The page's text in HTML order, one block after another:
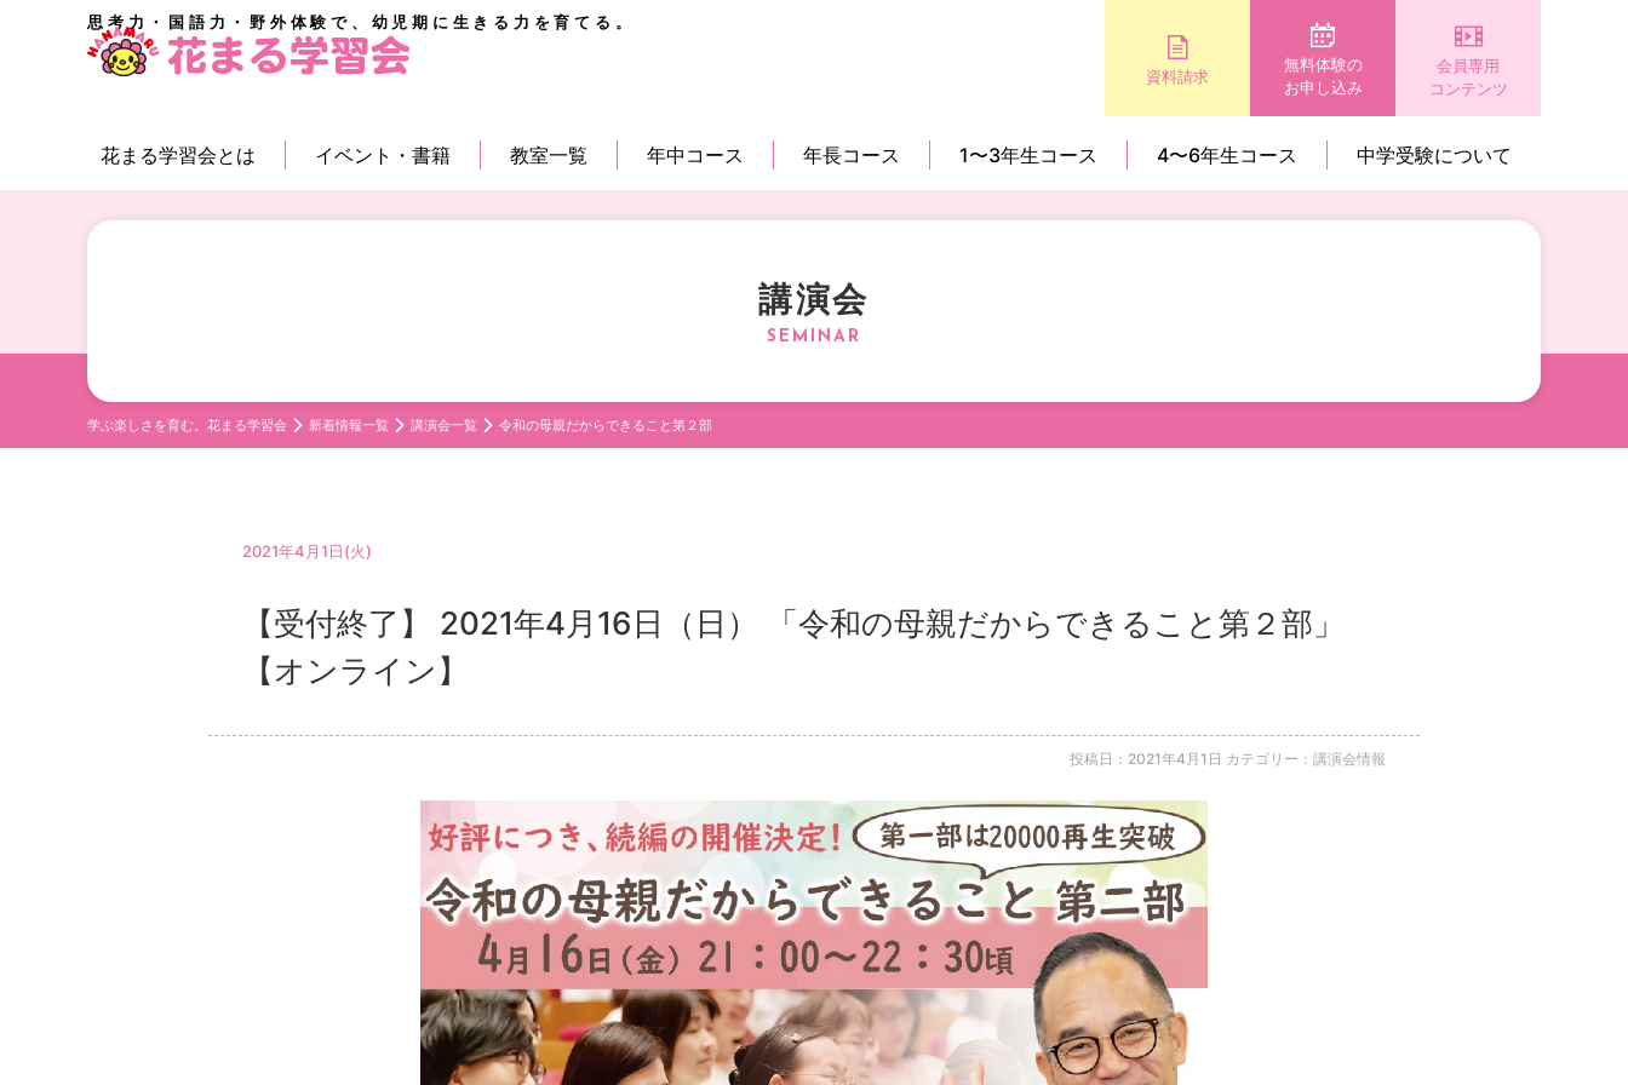
思考力・国語力・野外体験で、幼児期に生きる力を育てる。
資料請求
無料体験の
お申し込み
会員専用
コンテンツ
花まる学習会とは イベント・書籍 教室一覧 年中コース 年長コース 1〜3年生コース 4〜6年生コース 中学受験について
講演会
学ぶ楽しさを育む。花まる学習会 新着情報一覧 講演会一覧 令和の母親だからできること第２部
2021年4月1日(火)
【受付終了】 2021年4月16日（日） 「令和の母親だからできること第２部」
【オンライン】
投稿日：2021年4月1日 カテゴリー：講演会情報